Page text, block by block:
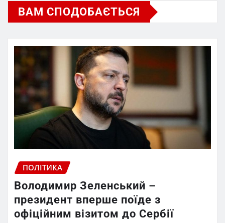
ВАМ СПОДОБАЄТЬСЯ
ПОЛІТИКА
Володимир Зеленський –
президент вперше поїде з
офіційним візитом до Сербії